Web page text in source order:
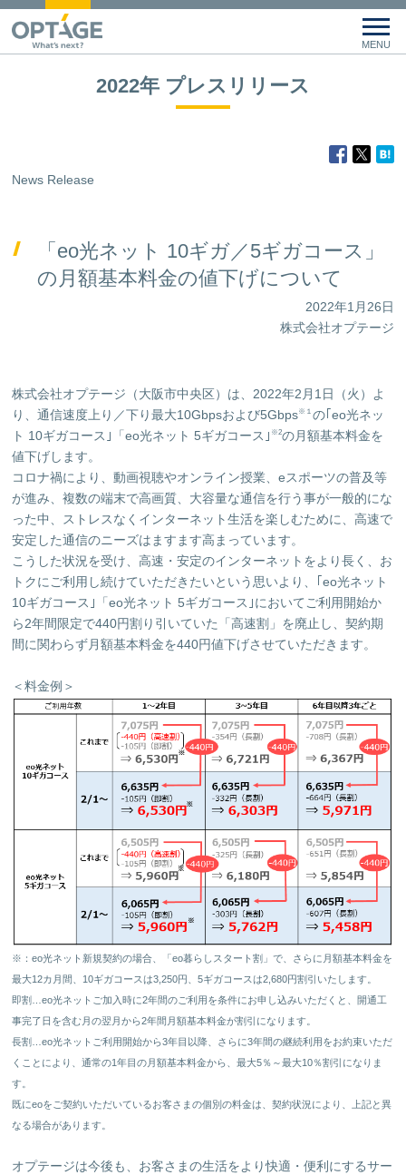
2022年 プレスリリース
News Release
「eo光ネット 10ギガ／5ギガコース」
の月額基本料金の値下げについて
2022年1月26日
株式会社オプテージ
株式会社オプテージ（大阪市中央区）は、2022年2月1日（火）よ
り、通信速度上り／下り最大10Gbpsおよび5Gbps※１ の｢eo光ネッ
ト 10ギガコース｣「eo光ネット 5ギガコース｣ ※2の月額基本料金を
値下げします。
コロナ禍により、動画視聴やオンライン授業、eスポーツの普及等
が進み、複数の端末で高画質、大容量な通信を行う事が一般的にな
った中、ストレスなくインターネット生活を楽しむために、高速で
安定した通信のニーズはますます高まっています。
こうした状況を受け、高速・安定のインターネットをより長く、お
トクにご利用し続けていただきたいという思いより、｢eo光ネット
10ギガコース｣「eo光ネット 5ギガコース｣においてご利用開始か
ら2年間限定で440円割り引いていた「高速割」を廃止し、契約期
間に関わらず月額基本料金を440円値下げさせていただきます。
＜料金例＞
※：eo光ネット新規契約の場合、「eo暮らしスタート割」で、さらに月額基本料金を
最大12カ月間、10ギガコースは3,250円、5ギガコースは2,680円割引いたします。
即割…eo光ネットご加入時に2年間のご利用を条件にお申し込みいただくと、開通工
事完了日を含む月の翌月から2年間月額基本料金が割引になります。
長割…eo光ネットご利用開始から3年目以降、さらに3年間の継続利用をお約束いただ
くことにより、通常の1年目の月額基本料金から、最大5％～最大10％割引になりま
す。
既にeoをご契約いただいているお客さまの個別の料金は、契約状況により、上記と異
なる場合があります。
オプテージは今後も、お客さまの生活をより快適・便利にするサー